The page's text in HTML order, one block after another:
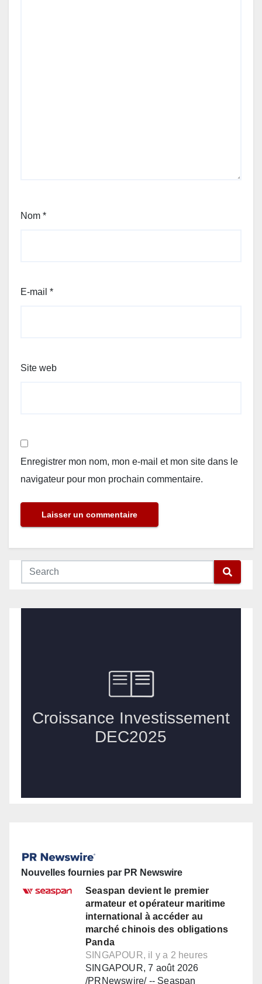
Nom *
E-mail *
Site web
Enregistrer mon nom, mon e-mail et mon site dans le
navigateur pour mon prochain commentaire.
Nouvelles fournies par PR Newswire
Seaspan devient le premier
armateur et opérateur maritime
international à accéder au
marché chinois des obligations
Panda
SINGAPOUR, il y a 2 heures
SINGAPOUR, 7 août 2026
/PRNewswire/ -- Seaspan